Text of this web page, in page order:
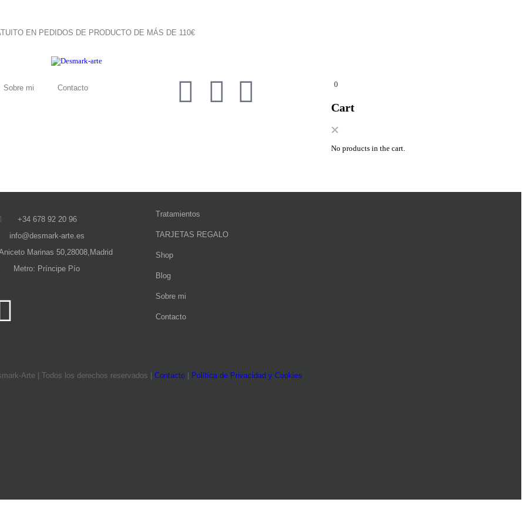
EN PEDIDOS DE PRODUCTO DE MÁS DE 110€
Sobre mi Contacto 0
Cart
No products in the cart.
+34 678 92 20 96
info@desmark-arte.es
Marinas 50,28008,Madrid
Metro: Príncipe Pío
Tratamientos
TARJETAS REGALO
Shop
Blog
Sobre mi
Contacto
Arte | Todos los derechos reservados | Contacto| Política de Privacidad y Cookies